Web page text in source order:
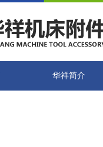
华祥简介